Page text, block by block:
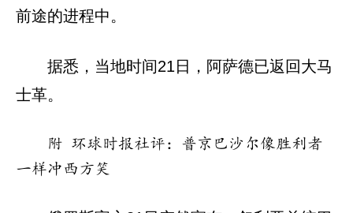
前途的进程中。
据悉，当地时间21日，阿萨德已返回大马
士革。
附 环球时报社评：普京巴沙尔像胜利者
一样冲西方笑